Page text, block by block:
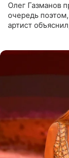
Олег Газманов
очередь
артист